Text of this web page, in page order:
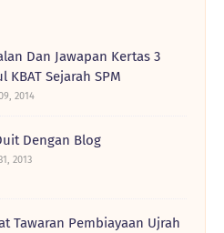
Dan Jawapan Kertas 3
KBAT Sejarah SPM
2014
Dengan Blog
2013
Tawaran Pembiayaan Ujrah